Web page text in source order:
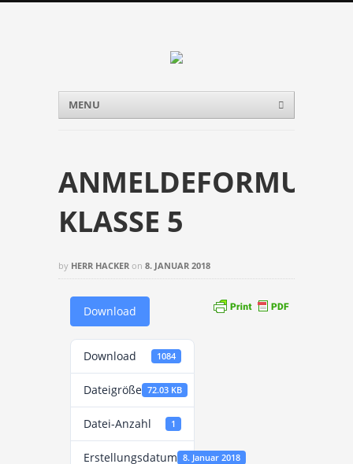
Menu
Skip to content
MENU
KLASSE 5
by HERR HACKER on 8. JANUAR 2018
Download
Download 1084
Dateigröße 72.03 KB
Datei-Anzahl 1
Erstellungsdatum 8. Januar 2018